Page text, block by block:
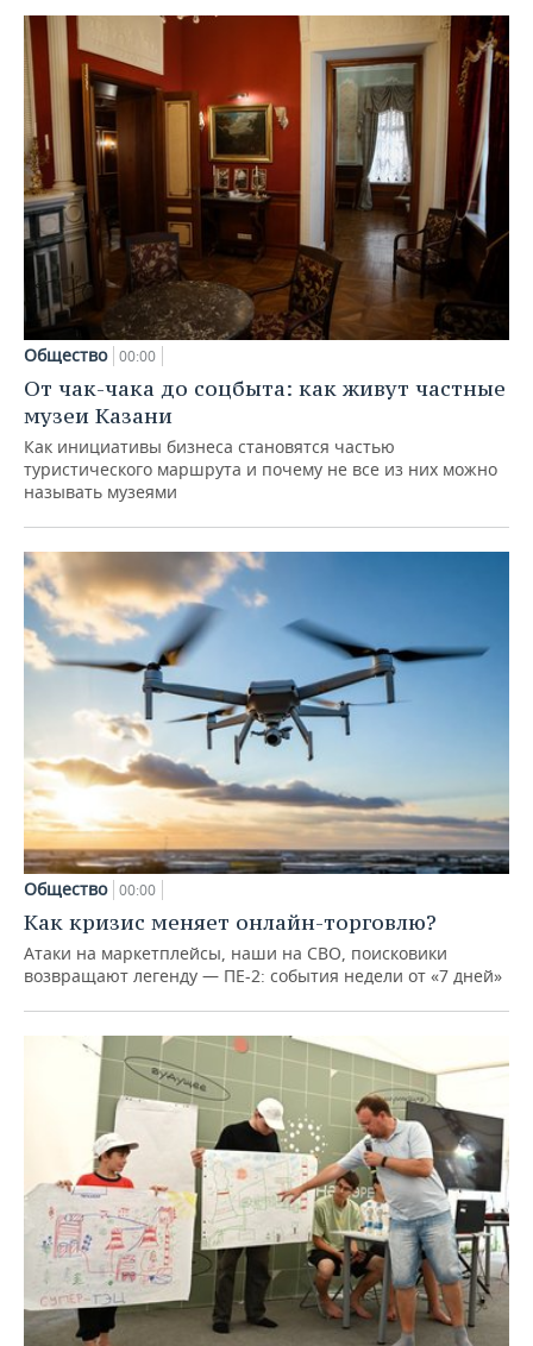
Общество 00:00
От чак-чака до соцбыта: как живут частные
музеи Казани
Как инициативы бизнеса становятся частью
туристического маршрута и почему не все из них можно
называть музеями
Общество 00:00
Как кризис меняет онлайн-торговлю?
Атаки на маркетплейсы, наши на СВО, поисковики
возвращают легенду — ПЕ-2: события недели от «7 дней»